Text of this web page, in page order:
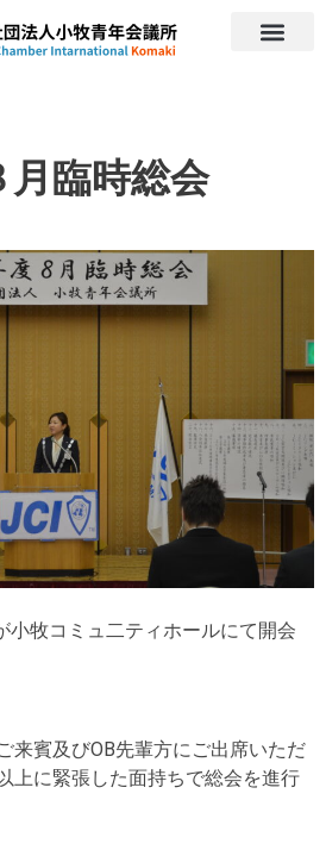
臨時総会
小牧コミュ二ティホールにて開会
来賓及びOB先輩方にご出席いただ
上に緊張した面持ちで総会を進行